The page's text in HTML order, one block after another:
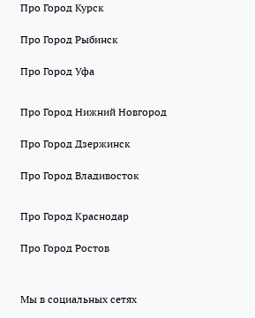
Про Город Курск
Про Город Рыбинск
Про Город Уфа
Про Город Нижний Новгород
Про Город Дзержинск
Про Город Владивосток
Про Город Краснодар
Про Город Ростов
Мы в социальных сетях